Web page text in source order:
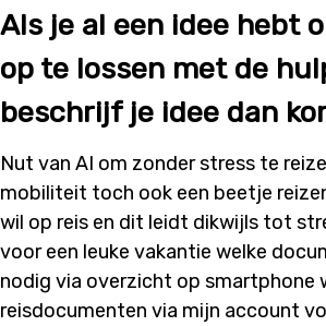
Als je al een idee hebt
op te lossen met de
beschrijf je idee dan
Nut van AI om zonder stress te
mobiliteit toch ook een beetje
wil op reis en dit leidt dikwijls tot
voor een leuke vakantie welke
nodig via overzicht op smartphone
reisdocumenten via mijn account